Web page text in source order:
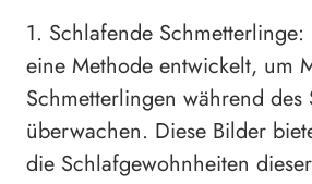
1. Schlafende Schmetterlinge:
eine Methode entwickelt, um
Schmetterlingen während des
überwachen. Diese Bilder
die Schlafgewohnheiten